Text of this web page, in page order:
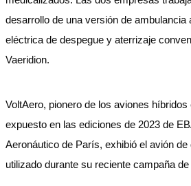
desarrollo de una versión de ambulancia
eléctrica de despegue y aterrizaje
Vaeridion.
VoltAero, pionero de los aviones
expuesto en las ediciones de 2023 de
Aeronáutico de París, exhibió el avión
utilizado durante su reciente campaña